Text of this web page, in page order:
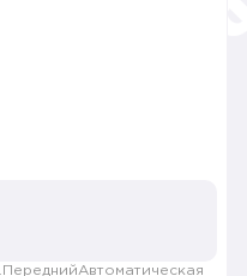
ПереднийАвтоматическая